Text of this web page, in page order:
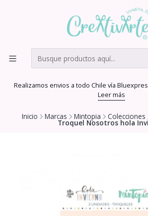
Realizamos envios a todo Chile vía
Leer más
Inicio Marcas Mintopia Colecciones
Troquel Nosotros hola